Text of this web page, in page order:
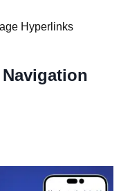
Hyperlinks